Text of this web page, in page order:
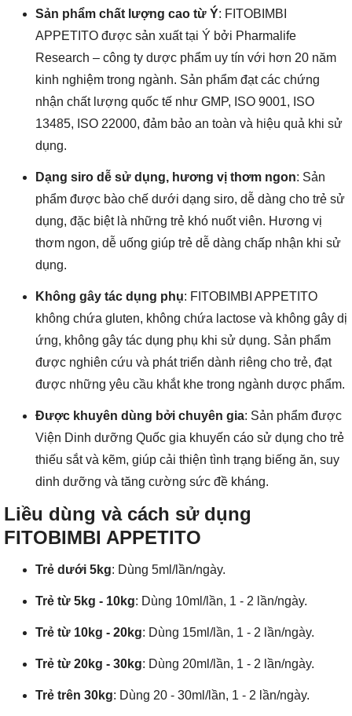
Sản phẩm chất lượng cao từ Ý: FITOBIMBI
APPETITO được sản xuất tại Ý bởi Pharmalife
Research – công ty dược phẩm uy tín với hơn 20 năm
kinh nghiệm trong ngành. Sản phẩm đạt các chứng
nhận chất lượng quốc tế như GMP, ISO 9001, ISO
13485, ISO 22000, đảm bảo an toàn và hiệu quả khi sử
dụng.
Dạng siro dễ sử dụng, hương vị thơm ngon: Sản
phẩm được bào chế dưới dạng siro, dễ dàng cho trẻ sử
dụng, đặc biệt là những trẻ khó nuốt viên. Hương vị
thơm ngon, dễ uống giúp trẻ dễ dàng chấp nhận khi sử
dụng.
Không gây tác dụng phụ: FITOBIMBI APPETITO
không chứa gluten, không chứa lactose và không gây dị
ứng, không gây tác dụng phụ khi sử dụng. Sản phẩm
được nghiên cứu và phát triển dành riêng cho trẻ, đạt
được những yêu cầu khắt khe trong ngành dược phẩm.
Được khuyên dùng bởi chuyên gia: Sản phẩm được
Viện Dinh dưỡng Quốc gia khuyến cáo sử dụng cho trẻ
thiếu sắt và kẽm, giúp cải thiện tình trạng biếng ăn, suy
dinh dưỡng và tăng cường sức đề kháng.
Liều dùng và cách sử dụng
FITOBIMBI APPETITO
Trẻ dưới 5kg: Dùng 5ml/lần/ngày.
Trẻ từ 5kg - 10kg: Dùng 10ml/lần, 1 - 2 lần/ngày.
Trẻ từ 10kg - 20kg: Dùng 15ml/lần, 1 - 2 lần/ngày.
Trẻ từ 20kg - 30kg: Dùng 20ml/lần, 1 - 2 lần/ngày.
Trẻ trên 30kg: Dùng 20 - 30ml/lần, 1 - 2 lần/ngày.